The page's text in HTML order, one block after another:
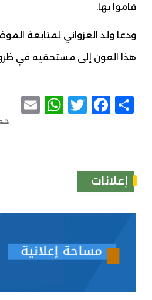
قاموا بها.
ودعا ولد الغزواني لمتابعة
هذا العون إلى مستحقيه في
Share
Facebook
Twitter
جمعة,
إعلانات